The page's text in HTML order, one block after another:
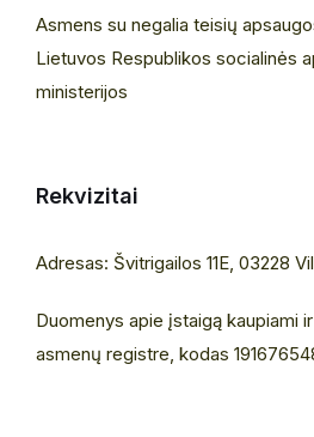
Asmens su negalia teisių
Lietuvos Respublikos socialinės
ministerijos
Rekvizitai
Adresas: Švitrigailos 11E, 03228
Duomenys apie įstaigą kaupiami
asmenų registre, kodas